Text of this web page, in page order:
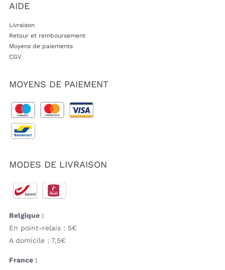
AIDE
Livraison
Retour et remboursement
Moyens de paiements
CGV
MOYENS DE PAIEMENT
MODES DE LIVRAISON
Belgique :
En point-relais : 5€
A domicile : 7,5€
France :